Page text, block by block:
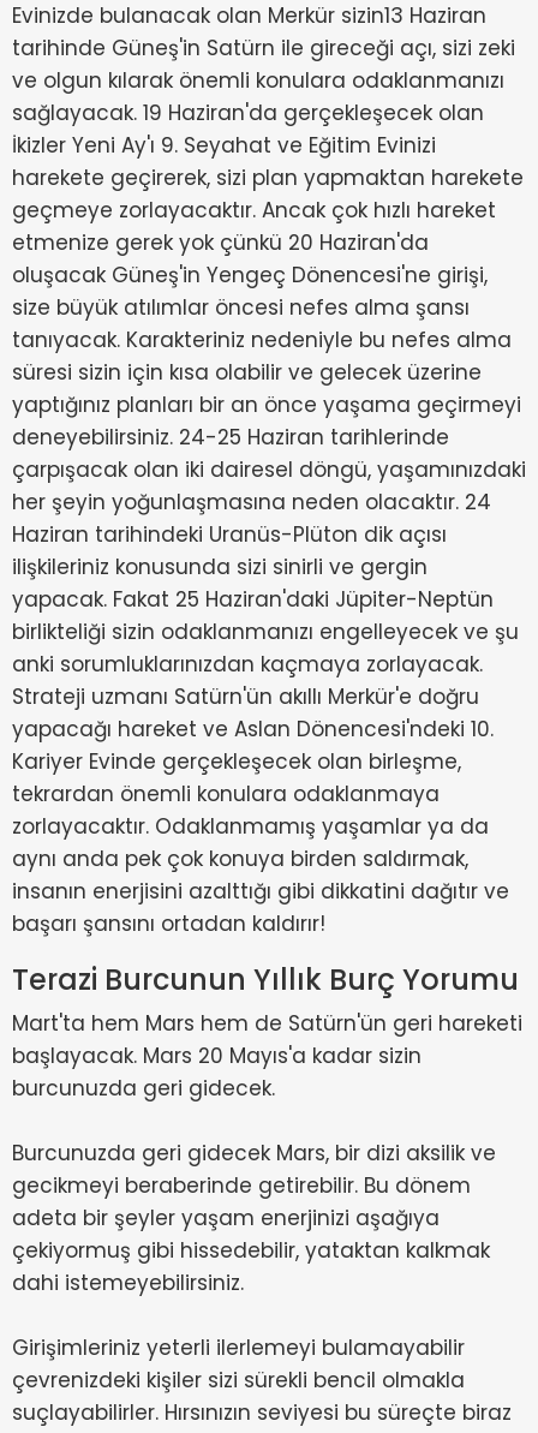
Evinizde bulanacak olan Merkür sizin13 Haziran
tarihinde Güneş'in Satürn ile gireceği açı, sizi zeki
ve olgun kılarak önemli konulara odaklanmanızı
sağlayacak. 19 Haziran'da gerçekleşecek olan
İkizler Yeni Ay'ı 9. Seyahat ve Eğitim Evinizi
harekete geçirerek, sizi plan yapmaktan harekete
geçmeye zorlayacaktır. Ancak çok hızlı hareket
etmenize gerek yok çünkü 20 Haziran'da
oluşacak Güneş'in Yengeç Dönencesi'ne girişi,
size büyük atılımlar öncesi nefes alma şansı
tanıyacak. Karakteriniz nedeniyle bu nefes alma
süresi sizin için kısa olabilir ve gelecek üzerine
yaptığınız planları bir an önce yaşama geçirmeyi
deneyebilirsiniz. 24-25 Haziran tarihlerinde
çarpışacak olan iki dairesel döngü, yaşamınızdaki
her şeyin yoğunlaşmasına neden olacaktır. 24
Haziran tarihindeki Uranüs-Plüton dik açısı
ilişkileriniz konusunda sizi sinirli ve gergin
yapacak. Fakat 25 Haziran'daki Jüpiter-Neptün
birlikteliği sizin odaklanmanızı engelleyecek ve şu
anki sorumluklarınızdan kaçmaya zorlayacak.
Strateji uzmanı Satürn'ün akıllı Merkür'e doğru
yapacağı hareket ve Aslan Dönencesi'ndeki 10.
Kariyer Evinde gerçekleşecek olan birleşme,
tekrardan önemli konulara odaklanmaya
zorlayacaktır. Odaklanmamış yaşamlar ya da
aynı anda pek çok konuya birden saldırmak,
insanın enerjisini azalttığı gibi dikkatini dağıtır ve
başarı şansını ortadan kaldırır!
Terazi Burcunun Yıllık Burç Yorumu
Mart'ta hem Mars hem de Satürn'ün geri hareketi
başlayacak. Mars 20 Mayıs'a kadar sizin
burcunuzda geri gidecek.
Burcunuzda geri gidecek Mars, bir dizi aksilik ve
gecikmeyi beraberinde getirebilir. Bu dönem
adeta bir şeyler yaşam enerjinizi aşağıya
çekiyormuş gibi hissedebilir, yataktan kalkmak
dahi istemeyebilirsiniz.
Girişimleriniz yeterli ilerlemeyi bulamayabilir
çevrenizdeki kişiler sizi sürekli bencil olmakla
suçlayabilirler. Hırsınızın seviyesi bu süreçte biraz